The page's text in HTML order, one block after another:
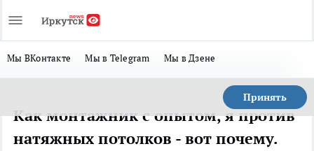
Мы ВКонтакте Мы в Telegram Мы в Дзене
Принять
Как монтажник с опытом, я против
натяжных потолков - вот почему.